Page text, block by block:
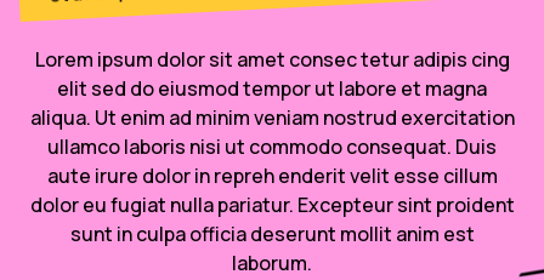
Lorem ipsum dolor sit amet consec tetur adipis cing
elit sed do eiusmod tempor ut labore et magna
aliqua. Ut enim ad minim veniam nostrud exercitation
ullamco laboris nisi ut commodo consequat. Duis
aute irure dolor in repreh enderit velit esse cillum
dolor eu fugiat nulla pariatur. Excepteur sint proident
sunt in culpa officia deserunt mollit anim est
laborum.